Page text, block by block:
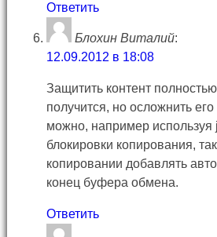
Ответить
Блохин Виталий:
12.09.2012 в 18:08
Защитить контент
получится, но осложнить
можно, например используя
блокировки копирования,
копировании добавлять
конец буфера обмена.
Ответить